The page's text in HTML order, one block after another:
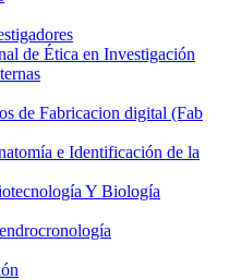
de Ética en Investigación
de Fabricacion digital (Fab
e Identificación de la
Y Biología